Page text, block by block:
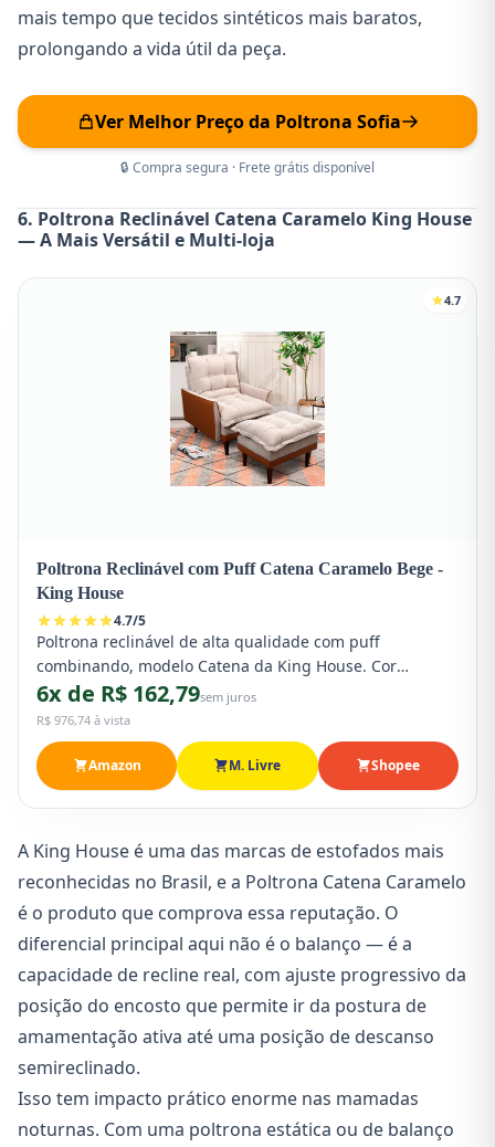
mais tempo que tecidos sintéticos mais baratos,
prolongando a vida útil da peça.
Ver Melhor Preço da Poltrona Sofia
🔒 Compra segura · Frete grátis disponível
6. Poltrona Reclinável Catena Caramelo King House
— A Mais Versátil e Multi-loja
4.7
Poltrona Reclinável com Puff Catena Caramelo Bege -
King House
4.7/5
Poltrona reclinável de alta qualidade com puff
combinando, modelo Catena da King House. Cor
caramelo bege elegante, perfeita para amamentação,
leitura e relaxamento. Disponível em Shopee, Amazon e
Mercado Livre.
6x de R$ 162,79sem juros
R$ 976,74 à vista
Amazon M. Livre Shopee
A King House é uma das marcas de estofados mais
reconhecidas no Brasil, e a Poltrona Catena Caramelo
é o produto que comprova essa reputação. O
diferencial principal aqui não é o balanço — é a
capacidade de recline real, com ajuste progressivo da
posição do encosto que permite ir da postura de
amamentação ativa até uma posição de descanso
semireclinado.
Isso tem impacto prático enorme nas mamadas
noturnas. Com uma poltrona estática ou de balanço